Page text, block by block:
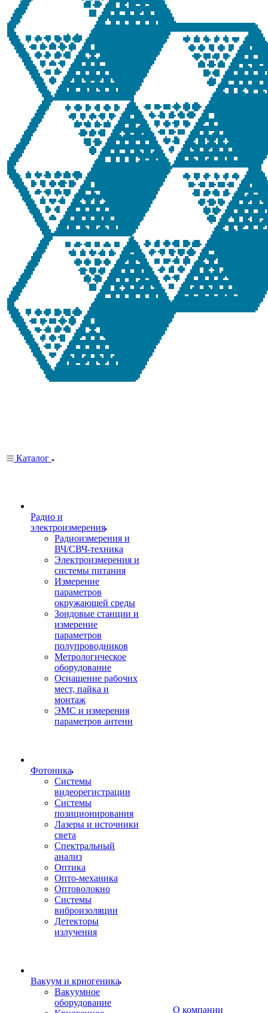
Каталог
Радио и
электроизмерения
Радиоизмерения и
ВЧ/СВЧ-техника
Электроизмерения и
системы питания
Измерение
параметров
окружающей среды
Зондовые станции и
измерение
параметров
полупроводников
Метрологическое
оборудование
Оснащение рабочих
мест, пайка и
монтаж
ЭМС и измерения
параметров антенн
Фотоника
Cистемы
видеорегистрации
Системы
позиционирования
Лазеры и источники
света
Спектральный
анализ
Оптика
Опто-механика
Оптоволокно
Системы
виброизоляции
Детекторы
излучения
Вакуум и криогеника
Вакуумное
оборудование
О компании